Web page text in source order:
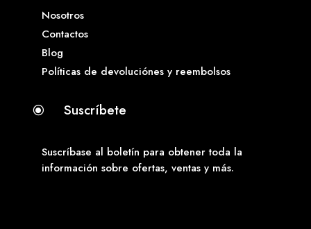
Nosotros
Contactos
Blog
Políticas de devoluciónes y reembolsos
\ Suscríbete
Suscríbase al boletín para obtener toda la
información sobre ofertas, ventas y más.